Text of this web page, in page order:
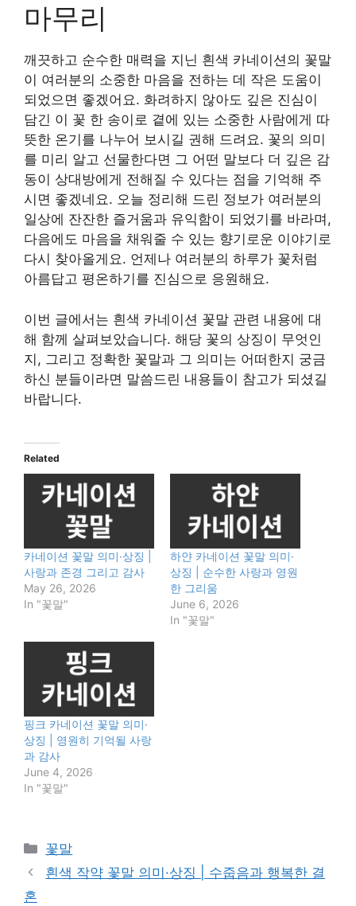
마무리
깨끗하고 순수한 매력을 지닌 흰색 카네이션의 꽃말
이 여러분의 소중한 마음을 전하는 데 작은 도움이
되었으면 좋겠어요. 화려하지 않아도 깊은 진심이
담긴 이 꽃 한 송이로 곁에 있는 소중한 사람에게 따
뜻한 온기를 나누어 보시길 권해 드려요. 꽃의 의미
를 미리 알고 선물한다면 그 어떤 말보다 더 깊은 감
동이 상대방에게 전해질 수 있다는 점을 기억해 주
시면 좋겠네요. 오늘 정리해 드린 정보가 여러분의
일상에 잔잔한 즐거움과 유익함이 되었기를 바라며,
다음에도 마음을 채워줄 수 있는 향기로운 이야기로
다시 찾아올게요. 언제나 여러분의 하루가 꽃처럼
아름답고 평온하기를 진심으로 응원해요.
이번 글에서는 흰색 카네이션 꽃말 관련 내용에 대
해 함께 살펴보았습니다. 해당 꽃의 상징이 무엇인
지, 그리고 정확한 꽃말과 그 의미는 어떠한지 궁금
하신 분들이라면 말씀드린 내용들이 참고가 되셨길
바랍니다.
Related
카네이션 꽃말 의미·상징 |
사랑과 존경 그리고 감사
May 26, 2026
In "꽃말"
하얀 카네이션 꽃말 의미·
상징 | 순수한 사랑과 영원
한 그리움
June 6, 2026
In "꽃말"
핑크 카네이션 꽃말 의미·
상징 | 영원히 기억될 사랑
과 감사
June 4, 2026
In "꽃말"
Categories
꽃말
흰색 작약 꽃말 의미·상징 | 수줍음과 행복한 결
혼